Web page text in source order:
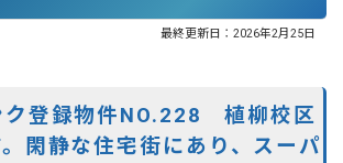
最終更新日： 2026年2月25日
ク登録物件NO.228 植柳校区
閑静な住宅街にあり、スーパ